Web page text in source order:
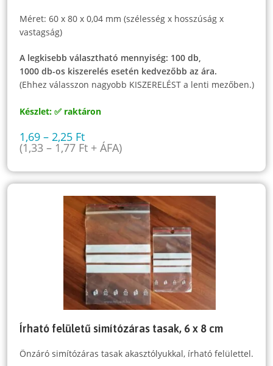
Méret: 60 x 80 x 0,04 mm (szélesség x hosszúság x
vastagság)
A legkisebb választható mennyiség: 100 db,
1000 db-os kiszerelés esetén kedvezőbb az ára.
(Ehhez válasszon nagyobb KISZERELÉST a lenti mezőben.)
Készlet: ✅ raktáron
1,69–2,25 Ft
(1,33– 1,77 Ft + ÁFA)
Írható felületű simítózáras tasak, 6 x 8 cm
Önzáró simítózáras tasak akasztólyukkal, írható felülettel.